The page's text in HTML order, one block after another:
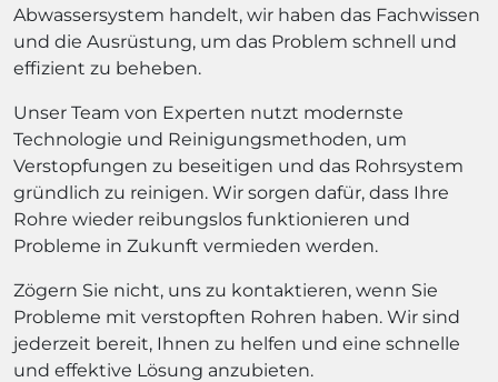
Abwassersystem handelt, wir haben das Fachwissen
und die Ausrüstung, um das Problem schnell und
effizient zu beheben.
Unser Team von Experten nutzt modernste
Technologie und Reinigungsmethoden, um
Verstopfungen zu beseitigen und das Rohrsystem
gründlich zu reinigen. Wir sorgen dafür, dass Ihre
Rohre wieder reibungslos funktionieren und
Probleme in Zukunft vermieden werden.
Zögern Sie nicht, uns zu kontaktieren, wenn Sie
Probleme mit verstopften Rohren haben. Wir sind
jederzeit bereit, Ihnen zu helfen und eine schnelle
und effektive Lösung anzubieten.